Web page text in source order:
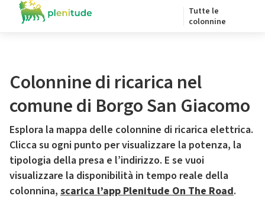
Tutte le
colonnine
Colonnine di ricarica nel
comune di Borgo San Giacomo
Esplora la mappa delle colonnine di ricarica elettrica.
Clicca su ogni punto per visualizzare la potenza, la
tipologia della presa e l’indirizzo. E se vuoi
visualizzare la disponibilità in tempo reale della
colonnina, scarica l’app Plenitude On The Road.